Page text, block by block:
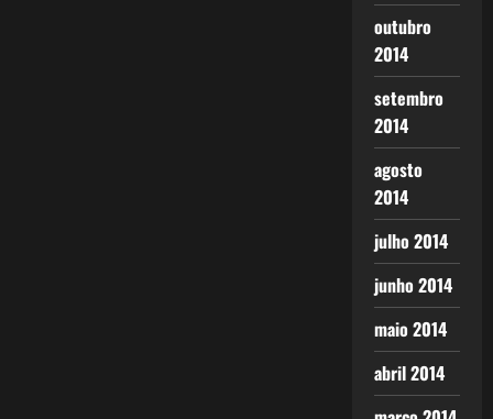
outubro
2014
setembro
2014
agosto
2014
julho 2014
junho 2014
maio 2014
abril 2014